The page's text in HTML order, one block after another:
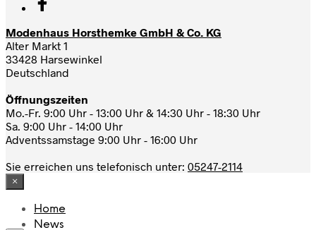
Modenhaus Horsthemke GmbH & Co. KG
Alter Markt 1
33428 Harsewinkel
Deutschland
Öffnungszeiten
Mo.-Fr. 9:00 Uhr - 13:00 Uhr & 14:30 Uhr - 18:30 Uhr
Sa. 9:00 Uhr - 14:00 Uhr
Adventssamstage 9:00 Uhr - 16:00 Uhr
Sie erreichen uns telefonisch unter: 05247-2114
×
Home
News